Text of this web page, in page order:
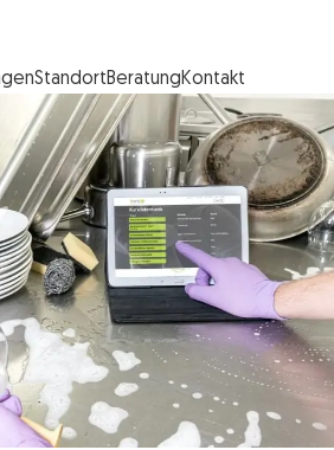
mbH SFG Logo
StandortBeratungKontakt